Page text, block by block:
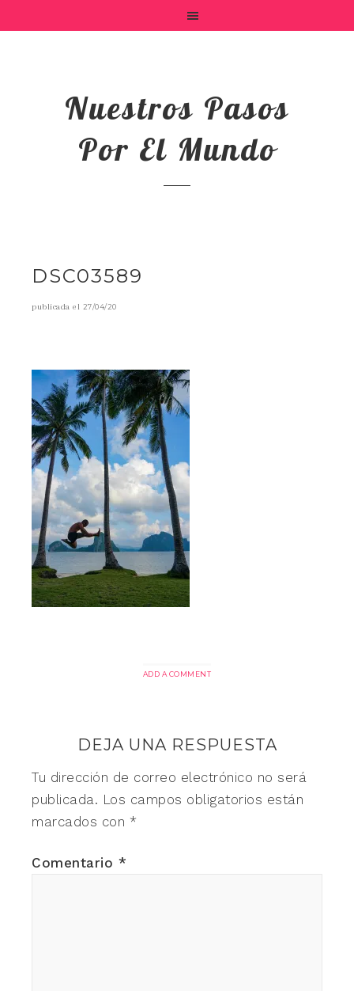
Nuestros Pasos
Por El Mundo
DSC03589
publicada el 27/04/20
ADD A COMMENT
DEJA UNA RESPUESTA
Tu dirección de correo electrónico no será
publicada. Los campos obligatorios están
marcados con *
Comentario *